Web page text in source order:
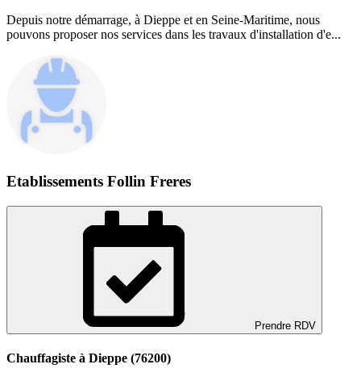
Depuis notre démarrage, à Dieppe et en Seine-Maritime, nous
pouvons proposer nos services dans les travaux d'installation d'e...
Etablissements Follin Freres
Prendre RDV
Chauffagiste à Dieppe (76200)